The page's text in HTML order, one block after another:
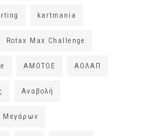
kartmania
Rotax Max Challenge
ΑΜΟΤΟΕ ΑΟΛΑΠ
Αναβολή
Μεγάρων